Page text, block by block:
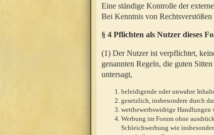
Eine ständige Kontrolle der
Bei Kenntnis von
§ 4 Pflichten als Nutzer dieses
(1) Der Nutzer ist verpflichtet,
genannten Regeln, die guten
untersagt,
beleidigende oder unwahre
gesetzlich, insbesondere durch
wettbewerbswidrige Handlungen
Werbung im Forum ohne
Schleichwerbung wie